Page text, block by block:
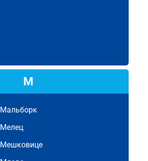
М
Мальборк
Мелец
Мешковице